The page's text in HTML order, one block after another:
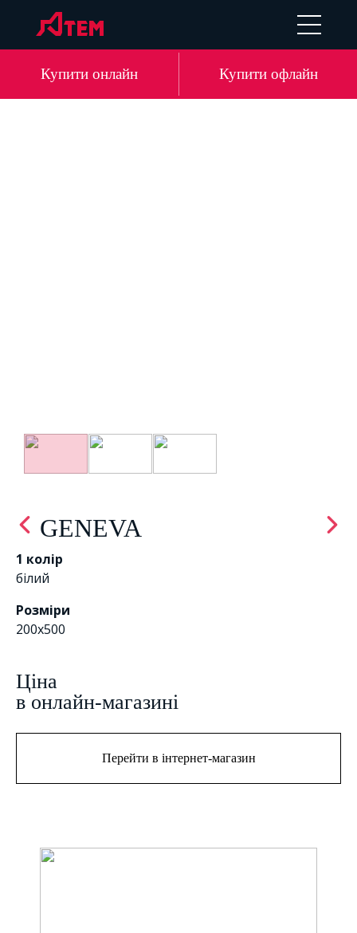
LV RU
Купити онлайн Купити офлайн
GENEVA
1 колір
білий
Розміри
200x500
Цiна
в онлайн-магазині
Перейти в інтернет-магазин